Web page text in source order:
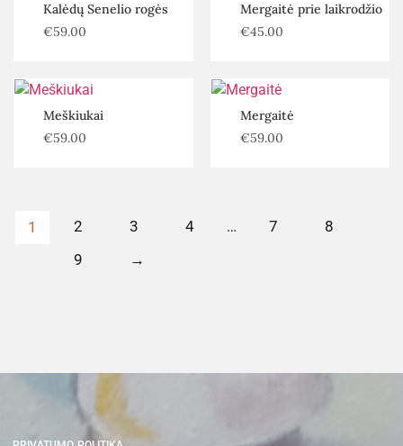
Kalėdų Senelio rogės
€59.00
Mergaitė prie laikrodžio
€45.00
Meškiukai
€59.00
Mergaitė
€59.00
1 2 3 4 … 7
8
9
→